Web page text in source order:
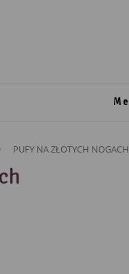
PUFY NA ZŁOTYCH NOGACH